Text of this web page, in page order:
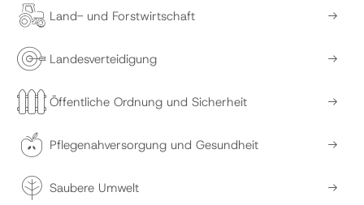
Land- und Forstwirtschaft
Landesverteidigung
Öffentliche Ordnung und Sicherheit
Pflegenahversorgung und Gesundheit
Saubere Umwelt